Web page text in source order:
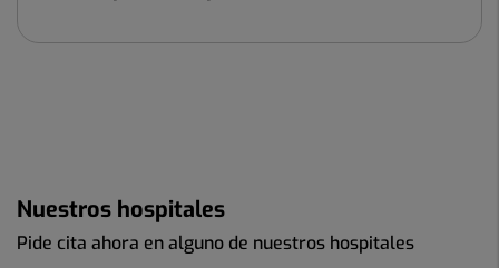
Nuestros hospitales
Pide cita ahora en alguno de nuestros hospitales